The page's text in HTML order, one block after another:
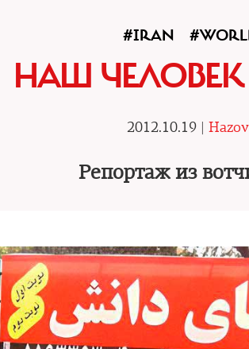
#IRAN
НАШ ЧЕЛОВЕК
2012.10.19 |
Репортаж из